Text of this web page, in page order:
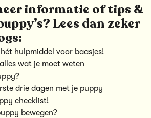
informatie of tips &
Lees dan zeker
hulpmiddel voor baasjes!
wat je moet weten
drie dagen met je puppy
checklist!
bewegen?